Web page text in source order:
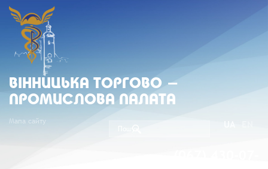
ВIННИЦЬКА ТОРГОВО -
ПРОМИСЛОВА ПАЛАТА
Мапа сайту